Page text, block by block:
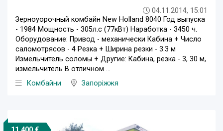
04.11.2014, 15:01
Зерноуорочный комбайн New Holland 8040 Год выпуска
- 1984 Мощность - 305л.с (77кВт) Наработка - 3450 ч.
Оборудование: Привод - механически Кабина + Число
саломотрясов - 4 Резка + Ширина резки - 3.3 м
Измельчитель соломы + Другие: Кабина, резка - 3, 30 м,
измельчитель В отличном ...
Комбайни
Запоріжжя